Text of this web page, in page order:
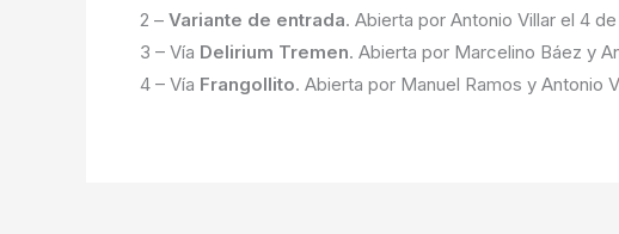
2 – Variante de entrada. Abierta por Antonio Villar el 4 de
3 – Vía Delirium Tremen. Abierta por Marcelino Báez y
4 – Vía Frangollito. Abierta por Manuel Ramos y Antonio